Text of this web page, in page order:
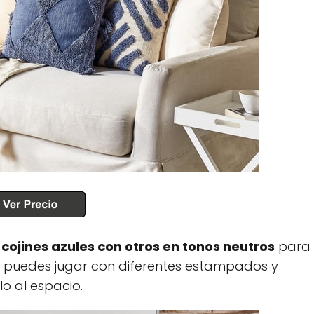
azules con otros en tonos neutros para
jugar con diferentes estampados y
al espacio.